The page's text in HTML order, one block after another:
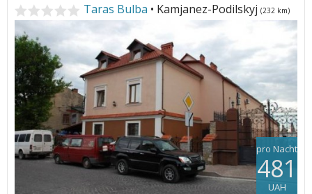
Taras Bulba • Kamjanez-Podilskyj (232 km)
pro Nacht
481
UAH